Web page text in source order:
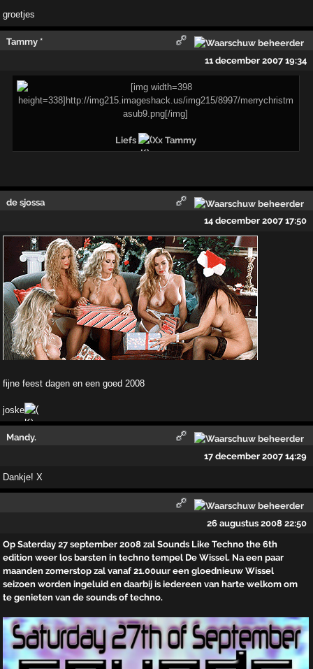
groetjes
Tammy *
11 december 2007 19:34
Liefs Xx Tammy
de sjossa
14 december 2007 17:50
fijne feest dagen en een goed 2008
joske
Mandy.
17 december 2007 14:29
Dankje! X
26 augustus 2008 22:50
Op Saterday 27 september 2008 zal Sounds Like Techno the 6th
edition weer los barsten in techno tempel De Wissel. Na een paar
maanden zomerstop zal vanaf 21.00uur een gloednieuw Wissel
seizoen worden ingeluid en daarbij is iedereen van harte welkom om
te genieten van de sounds of techno.